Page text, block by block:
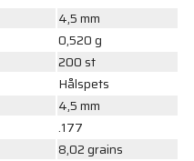
4,5 mm
0,520 g
200 st
Hålspets
4,5 mm
.177
8,02 grains